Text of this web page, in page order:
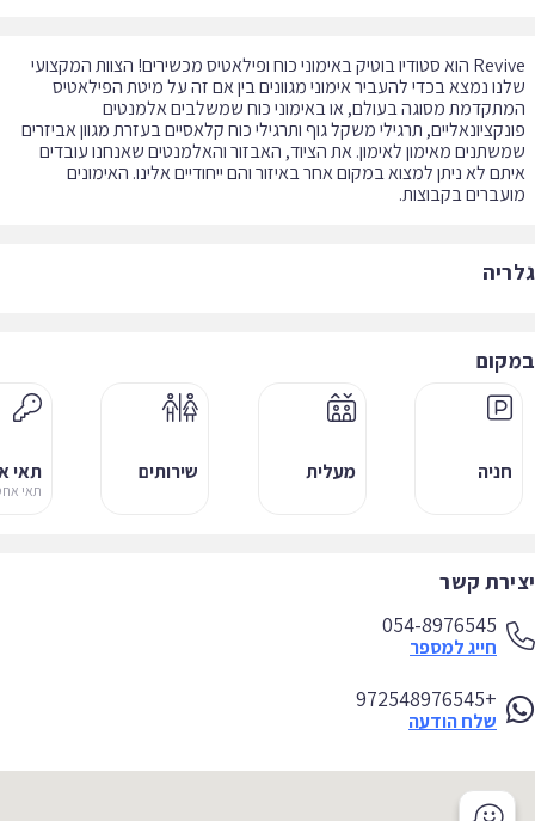
Revive הוא סטודיו בוטיק באימוני כוח ופילאטיס מכשירים! הצוות המקצועי
נמצא בכדי להעביר אימוני מגוונים בין אם זה על מיטת הפילאטיס
מסוגה בעולם, או באימוני כוח שמשלבים אלמנטים
תרגילי משקל גוף ותרגילי כוח קלאסיים בעזרת מגוון אביזרים
מאימון לאימון. את הציוד, האבזור והאלמנטים שאנחנו עובדים
לא ניתן למצוא במקום אחר באיזור והם ייחודיים אלינו. האימונים
בקבוצות.
חניה מעלית שירותים תאי
תאי אחסון
קשר
054-8976545
חייג למספר
+972548976545
שלח הודעה